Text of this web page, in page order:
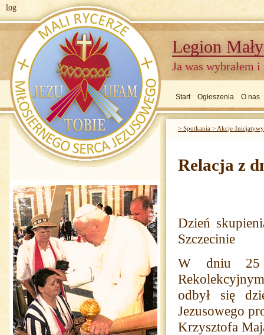
log
Legion
Ja was wybrałem
Start Ogłoszenia O nas
> Spotkania > Akcje-Inicjatywy
Relacja z
Dzień
Szczecinie
W dniu 25
odbył się
Jezusowego
Krzysztofa